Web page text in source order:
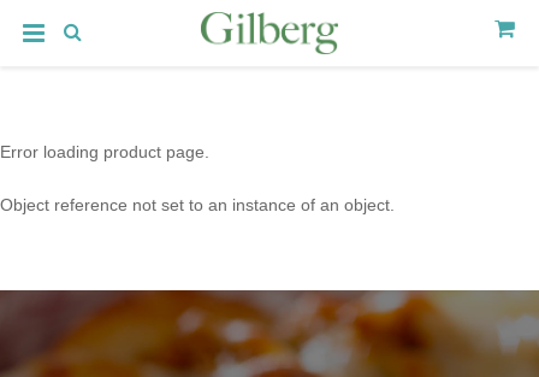
Error loading product page.
Object reference not set to an instance of an object.